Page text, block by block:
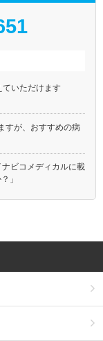
ていただけます
すが、おすすめの病
ナビコメディカルに載
」